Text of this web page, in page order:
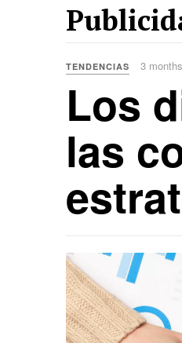
TENDENCIAS 3
Los
las